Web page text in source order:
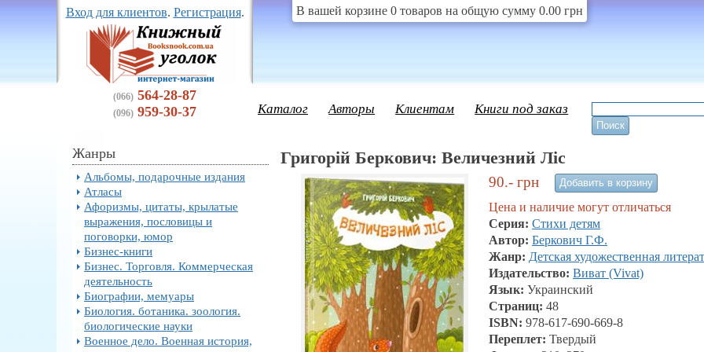
Вход для клиентов. Регистрация.
(066) 564-28-87
(096) 959-30-37
В вашей корзине 0 товаров на общую сумму 0.00 грн
Каталог Авторы Клиентам Книги под заказ
Жанры
Альбомы, подарочные издания
Атласы
Афоризмы, цитаты, крылатые
выражения, пословицы и
поговорки, юмор
Бизнес-книги
Бизнес. Торговля. Коммерческая
деятельность
Биографии, мемуары
Биология. ботаника. зоология.
биологические науки
Военное дело. Военная история,
Григорій Беркович: Величезний Ліс
90.- грн
Цена и наличие могут отличаться
Серия: Стихи детям
Автор: Беркович Г.Ф.
Жанр: Детская художественная
Издательство: Виват (Vivat)
Язык: Украинский
Страниц: 48
ISBN: 978-617-690-669-8
Переплет: Твердый